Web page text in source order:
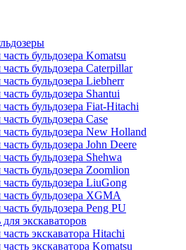
бульдозера Komatsu
бульдозера Caterpillar
бульдозера Liebherr
бульдозера Shantui
бульдозера Fiat-Hitachi
бульдозера Case
бульдозера New Holland
бульдозера John Deere
бульдозера Shehwa
бульдозера Zoomlion
бульдозера LiuGong
бульдозера XGMA
бульдозера Peng PU
экскаваторов
экскаватора Hitachi
экскаватора Komatsu